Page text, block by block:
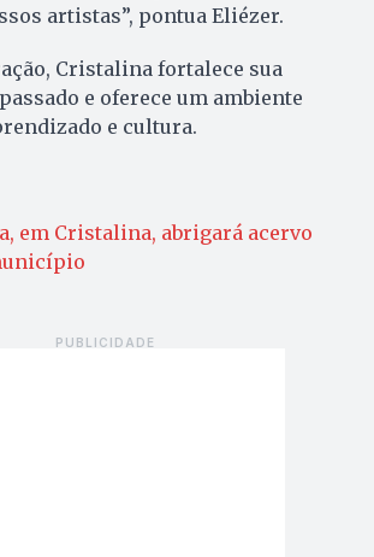
artistas”, pontua Eliézer.
Cristalina fortalece sua
e oferece um ambiente
e cultura.
em Cristalina, abrigará acervo